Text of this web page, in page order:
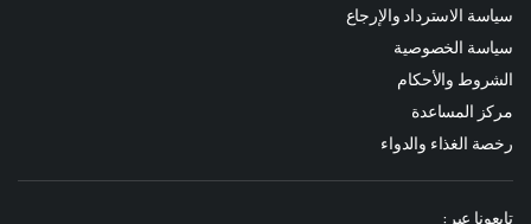
سياسة الاسترداد والإرجاع
سياسة الخصوصية
الشروط والأحكام
مركز المساعدة
رخصة الغذاء والدواء
تابعونا عبر: